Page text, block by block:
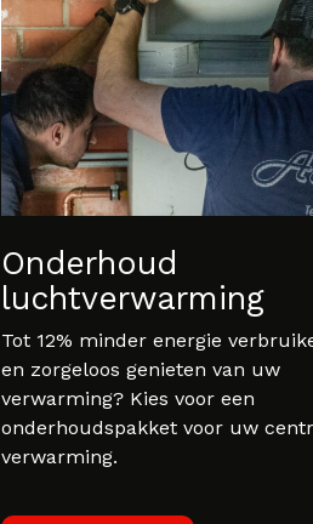
Onderhoud
luchtverwarming
Tot 12% minder energie
en zorgeloos genieten van uw
verwarming? Kies voor een
onderhoudspakket voor uw
verwarming.